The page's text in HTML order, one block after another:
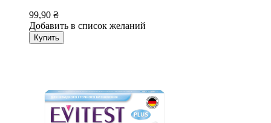
99,90 ₴
Добавить в список желаний
Купить